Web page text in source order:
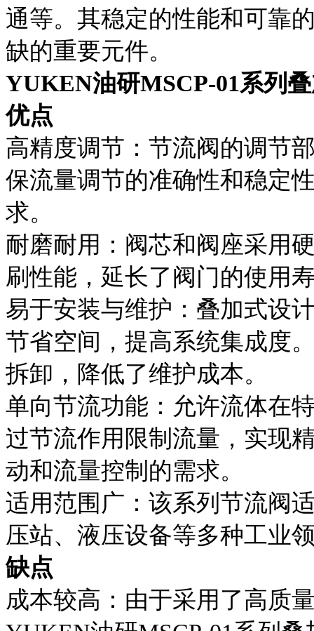
通等。其稳定的性能和可靠
缺的重要元件。
YUKEN油研MSCP-01系列
优点
高精度调节：节流阀的调节
保流量调节的准确性和稳定
求。
耐磨耐用：阀芯和阀座采用
刷性能，延长了阀门的使用
易于安装与维护：叠加式设
节省空间，提高系统集成度
拆卸，降低了维护成本。
单向节流功能：允许流体在
过节流作用限制流量，实现
动和流量控制的需求。
适用范围广：该系列节流阀
压站、液压设备等多种工业
缺点
成本较高：由于采用了高质